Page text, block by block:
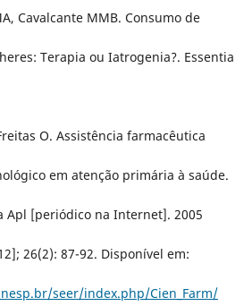
Cavalcante MMB. Consumo de
Terapia ou Iatrogenia?. Essentia
O. Assistência farmacêutica
em atenção primária à saúde.
Apl [periódico na Internet]. 2005
26(2): 87-92. Disponível em:
seer/index.php/Cien_Farm/